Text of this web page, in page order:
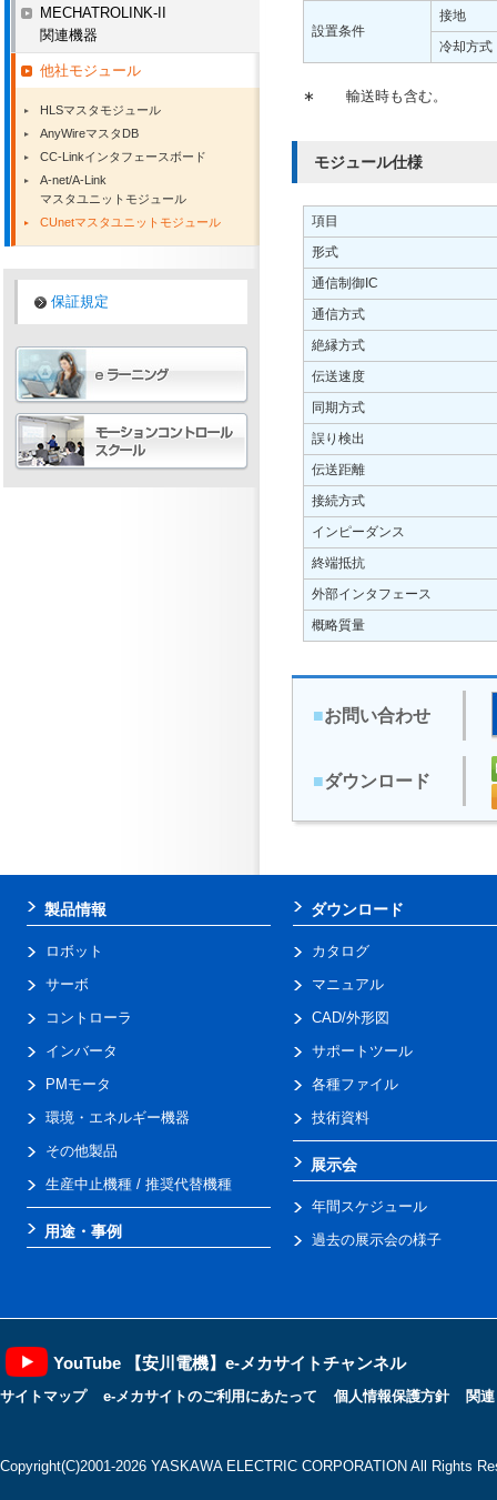
設置条件
接地
冷却方式
∗ 輸送時も含む。
モジュール仕様
項目
形式
通信制御IC
通信方式
絶縁方式
伝送速度
同期方式
誤り検出
伝送距離
接続方式
インピーダンス
終端抵抗
外部インタフェース
概略質量
■お問い合わせ
■ダウンロード
MECHATROLINK-II
関連機器
他社モジュール
HLSマスタモジュール
AnyWireマスタDB
CC-Linkインタフェースボード
A-net/A-Link
マスタユニットモジュール
CUnetマスタユニットモジュール
保証規定
製品情報
ロボット
サーボ
コントローラ
インバータ
PMモータ
環境・エネルギー機器
その他製品
生産中止機種 / 推奨代替機種
用途・事例
ダウンロード
カタログ
マニュアル
CAD/外形図
サポートツール
各種ファイル
技術資料
展示会
年間スケジュール
過去の展示会の様子
YouTube 【安川電機】e-メカサイトチャンネル
サイトマップ e-メカサイトのご利用にあたって 個人情報保護方針 関
Copyright(C)2001‐2026 YASKAWA ELECTRIC CORPORATION All Rights